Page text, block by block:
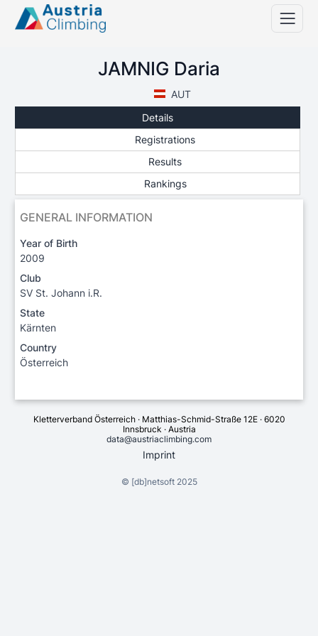
JAMNIG Daria
AUT
Details
Registrations
Results
Rankings
GENERAL INFORMATION
Year of Birth
2009
Club
SV St. Johann i.R.
State
Kärnten
Country
Österreich
Kletterverband Österreich · Matthias-Schmid-Straße 12E · 6020
Innsbruck · Austria
data@austriaclimbing.com
Imprint
© [db]netsoft2025